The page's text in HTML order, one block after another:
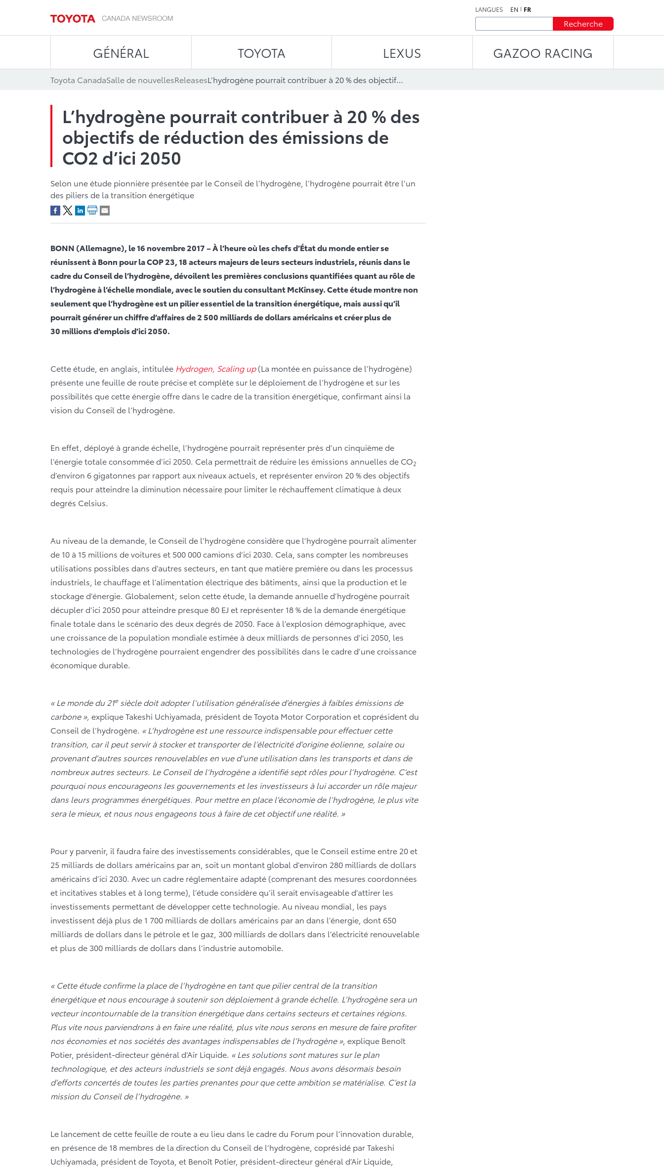
LANGUES EN FR
Recherche
GÉNÉRAL TOYOTA LEXUS GAZOO RACING
Toyota CanadaSalle de nouvellesReleases L’hydrogène pourrait contribuer à 20 % des objectifs de réduction des émissions de CO2 d’ici 2050
L’hydrogène pourrait contribuer à 20 % des
objectifs de réduction des émissions de
CO2 d’ici 2050
Selon une étude pionnière présentée par le Conseil de l’hydrogène, l’hydrogène pourrait être l’un
des piliers de la transition énergétique
BONN (Allemagne), le 16 novembre 2017 – À l’heure où les chefs d’État du monde entier se
réunissent à Bonn pour la COP 23, 18 acteurs majeurs de leurs secteurs industriels, réunis dans le
cadre du Conseil de l’hydrogène, dévoilent les premières conclusions quantifiées quant au rôle de
l’hydrogène à l’échelle mondiale, avec le soutien du consultant McKinsey. Cette étude montre non
seulement que l’hydrogène est un pilier essentiel de la transition énergétique, mais aussi qu’il
pourrait générer un chiffre d’affaires de 2 500 milliards de dollars américains et créer plus de
30 millions d’emplois d’ici 2050.
Cette étude, en anglais, intitulée Hydrogen, Scaling up(La montée en puissance de l’hydrogène)
présente une feuille de route précise et complète sur le déploiement de l’hydrogène et sur les
possibilités que cette énergie offre dans le cadre de la transition énergétique, confirmant ainsi la
vision du Conseil de l’hydrogène.
En effet, déployé à grande échelle, l’hydrogène pourrait représenter près d’un cinquième de
l’énergie totale consommée d’ici 2050. Cela permettrait de réduire les émissions annuelles de CO2
d’environ 6 gigatonnes par rapport aux niveaux actuels, et représenter environ 20 % des objectifs
requis pour atteindre la diminution nécessaire pour limiter le réchauffement climatique à deux
degrés Celsius.
Au niveau de la demande, le Conseil de l’hydrogène considère que l’hydrogène pourrait alimenter
de 10 à 15 millions de voitures et 500 000 camions d’ici 2030. Cela, sans compter les nombreuses
utilisations possibles dans d’autres secteurs, en tant que matière première ou dans les processus
industriels, le chauffage et l’alimentation électrique des bâtiments, ainsi que la production et le
stockage d’énergie. Globalement, selon cette étude, la demande annuelle d’hydrogène pourrait
décupler d’ici 2050 pour atteindre presque 80 EJ et représenter 18 % de la demande énergétique
finale totale dans le scénario des deux degrés de 2050. Face à l’explosion démographique, avec
une croissance de la population mondiale estimée à deux milliards de personnes d’ici 2050, les
technologies de l’hydrogène pourraient engendrer des possibilités dans le cadre d’une croissance
économique durable.
« Le monde du 21esiècle doit adopter l’utilisation généralisée d’énergies à faibles émissions de
carbone », explique Takeshi Uchiyamada, président de Toyota Motor Corporation et coprésident du
Conseil de l’hydrogène. « L’hydrogène est une ressource indispensable pour effectuer cette
transition, car il peut servir à stocker et transporter de l’électricité d’origine éolienne, solaire ou
provenant d’autres sources renouvelables en vue d’une utilisation dans les transports et dans de
nombreux autres secteurs. Le Conseil de l’hydrogène a identifié sept rôles pour l’hydrogène. C’est
pourquoi nous encourageons les gouvernements et les investisseurs à lui accorder un rôle majeur
dans leurs programmes énergétiques. Pour mettre en place l’économie de l’hydrogène, le plus vite
sera le mieux, et nous nous engageons tous à faire de cet objectif une réalité. »
Pour y parvenir, il faudra faire des investissements considérables, que le Conseil estime entre 20 et
25 milliards de dollars américains par an, soit un montant global d’environ 280 milliards de dollars
américains d’ici 2030. Avec un cadre réglementaire adapté (comprenant des mesures coordonnées
et incitatives stables et à long terme), l’étude considère qu’il serait envisageable d’attirer les
investissements permettant de développer cette technologie. Au niveau mondial, les pays
investissent déjà plus de 1 700 milliards de dollars américains par an dans l’énergie, dont 650
milliards de dollars dans le pétrole et le gaz, 300 milliards de dollars dans l’électricité renouvelable
et plus de 300 milliards de dollars dans l’industrie automobile.
« Cette étude confirme la place de l’hydrogène en tant que pilier central de la transition
énergétique et nous encourage à soutenir son déploiement à grande échelle. L’hydrogène sera un
vecteur incontournable de la transition énergétique dans certains secteurs et certaines régions.
Plus vite nous parviendrons à en faire une réalité, plus vite nous serons en mesure de faire profiter
nos économies et nos sociétés des avantages indispensables de l’hydrogène », explique Benoît
Potier, président-directeur général d’Air Liquide. « Les solutions sont matures sur le plan
technologique, et des acteurs industriels se sont déjà engagés. Nous avons désormais besoin
d’efforts concertés de toutes les parties prenantes pour que cette ambition se matérialise. C’est la
mission du Conseil de l’hydrogène. »
Le lancement de cette feuille de route a eu lieu dans le cadre du Forum pour l’innovation durable,
en présence de 18 membres de la direction du Conseil de l’hydrogène, coprésidé par Takeshi
Uchiyamada, président de Toyota, et Benoît Potier, président-directeur général d’Air Liquide,